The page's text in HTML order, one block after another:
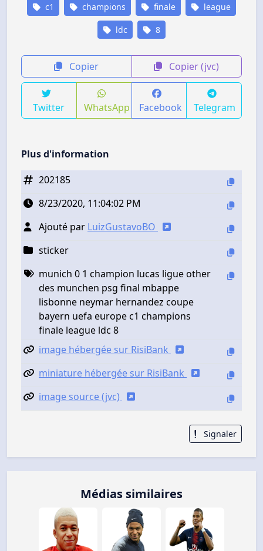
c1 champions finale league
ldc 8
Copier Copier (jvc)
Twitter WhatsApp Facebook Telegram
Plus d'information
202185
8/23/2020, 11:04:02 PM
Ajouté par LuizGustavoBO
sticker
munich 0 1 champion lucas ligue other
des munchen psg final mbappe
lisbonne neymar hernandez coupe
bayern uefa europe c1 champions
finale league ldc 8
image hébergée sur RisiBank
miniature hébergée sur RisiBank
image source (jvc)
Signaler
Médias similaires